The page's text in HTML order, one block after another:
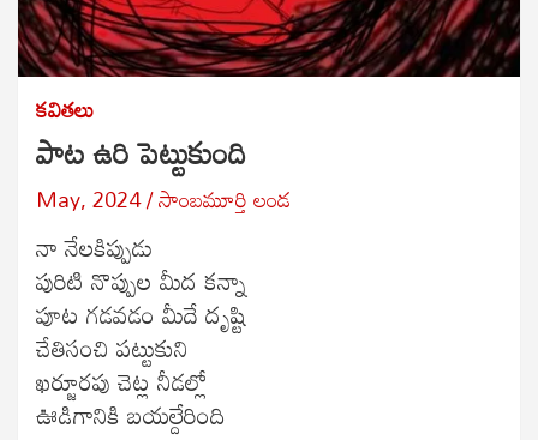
కవితలు
పాట ఉరి పెట్టుకుంది
May, 2024 సాంబమూర్తి లండ
నా నేలకిప్పుడు
పురిటి నొప్పుల మీద కన్నా
పూట గడవడం మీదే దృష్టి
చేతిసంచి పట్టుకుని
ఖర్జూరపు చెట్ల నీడల్లో
ఊడిగానికి బయల్దేరింది